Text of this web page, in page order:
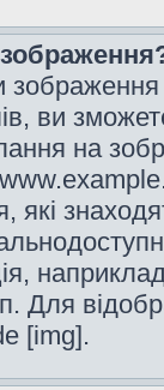
ви
на
які
Для
[img].